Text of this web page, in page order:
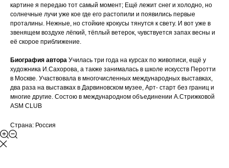
картине я передаю тот самый момент; Ещё лежит снег и холодно, но
солнечные лучи уже кое где его растопили и появились первые
проталины. Нежные, но стойкие крокусы тянутся к свету. И вот уже в
звенящем воздухе лёгкий, тёплый ветерок, чувствуется запах весны и
её скорое приближение.
Биография автора Училась три года на курсах по живописи, ещё у
художника И.Сахорова, а также занималась в школе искусств Перотти
в Москве. Участвовала в многочисленных международных выставках,
два раза на выставках в Дарвиновском музее, Арт- старт без границ и
многие другие. Состою в международном объединении А.Стрижковой
ASM CLUB
Страна: Россия